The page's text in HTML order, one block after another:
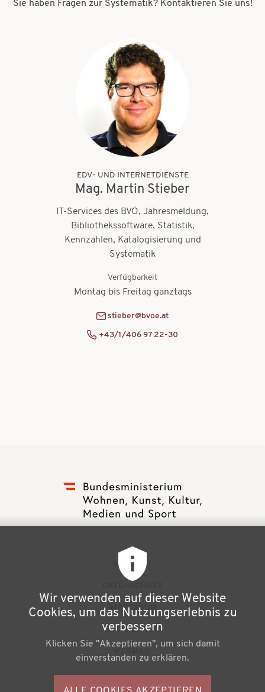
Sie haben Fragen zur Systematik? Kontaktieren Sie uns!
EDV- UND INTERNETDIENSTE
Mag. Martin Stieber
IT-Services des BVÖ, Jahresmeldung,
Bibliothekssoftware, Statistik,
Kennzahlen, Katalogisierung und
Systematik
Verfügbarkeit
Montag bis Freitag ganztags
stieber@bvoe.at
+43/1/406 97 22-30
ß
e
KONTAKT
IMPRESSUM
NEWSLETTER
Wir verwenden auf dieser Website
Cookies, um das Nutzungserlebnis zu
verbessern
Klicken Sie "Akzeptieren", um sich damit
einverstanden zu erklären.